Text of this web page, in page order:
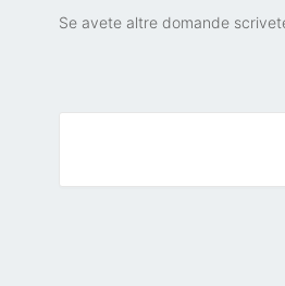
Se avete altre domande